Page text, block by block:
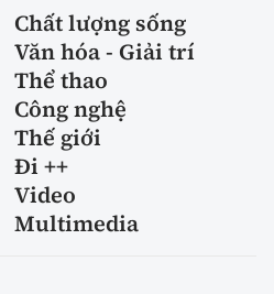
Chất lượng sống
Văn hóa - Giải trí
Thể thao
Công nghệ
Thế giới
Đi ++
Video
Multimedia